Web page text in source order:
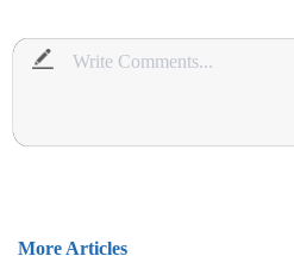
More Articles